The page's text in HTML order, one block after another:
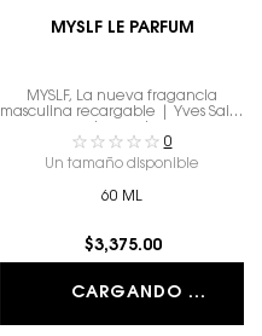
MYSLF LE PARFUM
MYSLF, La nueva fragancia
masculina recargable | Yves Saint
0
Un tamaño disponible
60 ML
$3,375.00
CARGANDO ...